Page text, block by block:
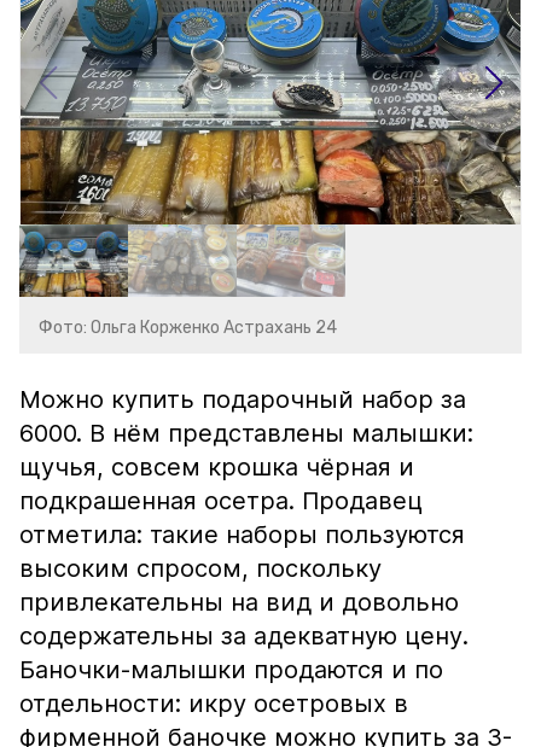
Фото: Ольга Корженко Астрахань 24
Можно купить подарочный набор за
6000. В нём представлены малышки:
щучья, совсем крошка чёрная и
подкрашенная осетра. Продавец
отметила: такие наборы пользуются
высоким спросом, поскольку
привлекательны на вид и довольно
содержательны за адекватную цену.
Баночки-малышки продаются и по
отдельности: икру осетровых в
фирменной баночке можно купить за 3-